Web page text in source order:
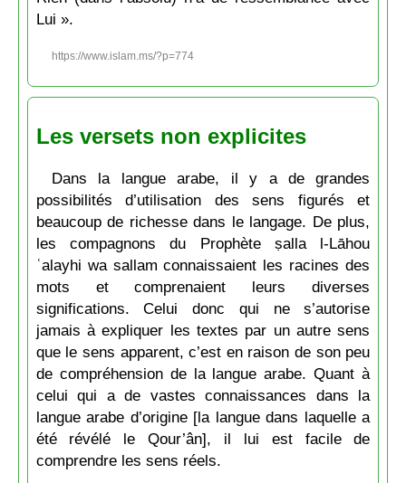
Lui ».
https://www.islam.ms/?p=774
Les versets non explicites
Dans la langue arabe, il y a de grandes
possibilités d’utilisation des sens figurés et
beaucoup de richesse dans le langage. De plus,
les compagnons du Prophète ṣalla l-Lāhou
ʿalayhi wa sallam connaissaient les racines des
mots et comprenaient leurs diverses
significations. Celui donc qui ne s’autorise
jamais à expliquer les textes par un autre sens
que le sens apparent, c’est en raison de son peu
de compréhension de la langue arabe. Quant à
celui qui a de vastes connaissances dans la
langue arabe d’origine [la langue dans laquelle a
été révélé le Qour’ân], il lui est facile de
comprendre les sens réels.